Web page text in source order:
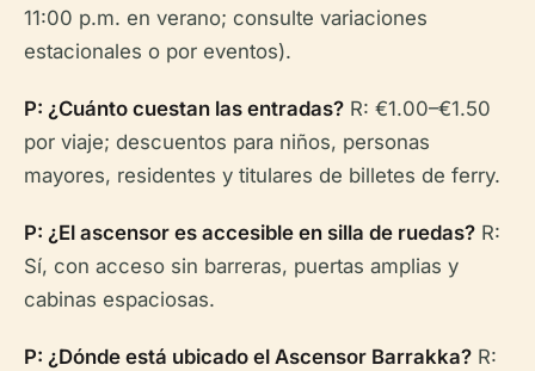
11:00 p.m. en verano; consulte variaciones
estacionales o por eventos).
P: ¿Cuánto cuestan las entradas? R: €1.00–€1.50
por viaje; descuentos para niños, personas
mayores, residentes y titulares de billetes de ferry.
P: ¿El ascensor es accesible en silla de ruedas? R:
Sí, con acceso sin barreras, puertas amplias y
cabinas espaciosas.
P: ¿Dónde está ubicado el Ascensor Barrakka? R: